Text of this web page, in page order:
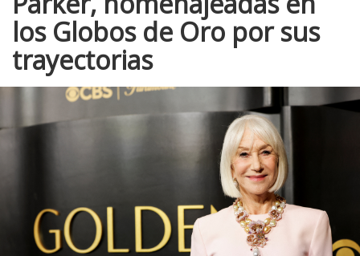
los Globos de Oro por sus
trayectorias